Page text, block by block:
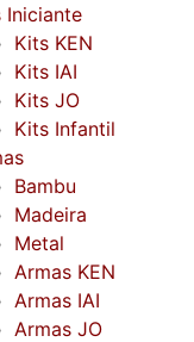
Iniciante
Kits KEN
Kits IAI
Kits JO
Kits Infantil
Bambu
Madeira
Metal
Armas KEN
Armas IAI
Armas JO